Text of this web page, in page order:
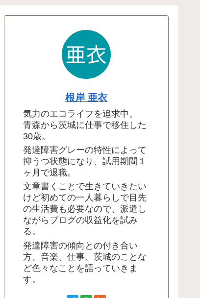
根岸 亜衣
気力のエコライフを追求中。
青森から茨城に仕事で移住した
30歳。
発達障害グレーの特性によって
抑うつ状態になり、試用期間１
ヶ月で退職。
文章書くことで生きていきたい
けど初めての一人暮らしで目先
の生活費も必要なので、派遣し
ながらブログの収益化を試み
る。
発達障害の傾向との付き合い
方、音楽、仕事、茨城のことな
ど色々なことを語っていきま
す。